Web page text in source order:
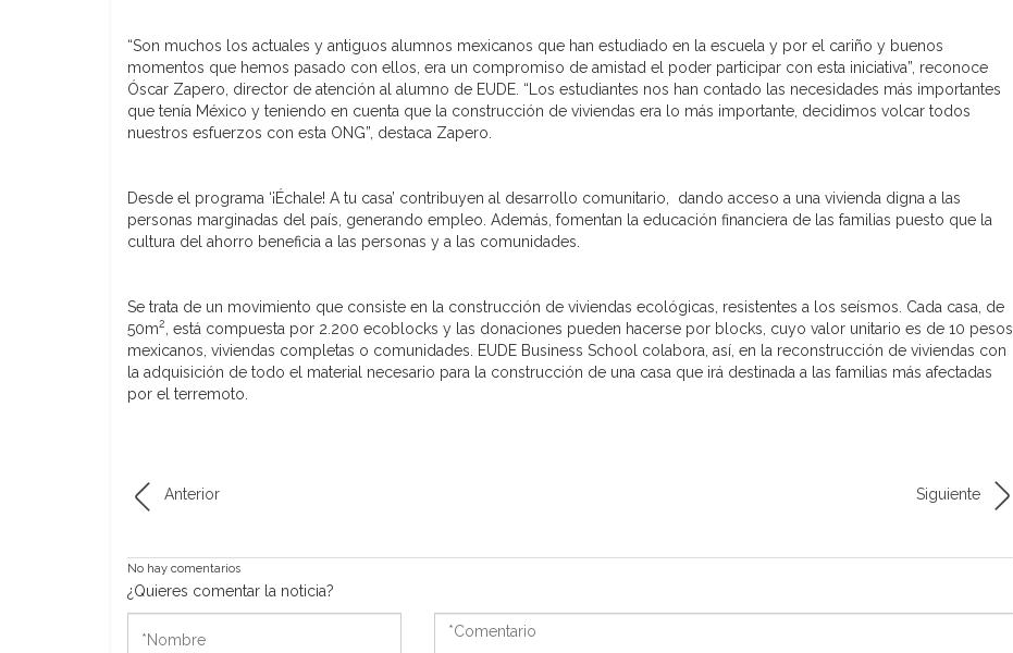
“Son muchos los actuales y antiguos alumnos mexicanos que han estudiado en la escuela y por el cariño y buenos
momentos que hemos pasado con ellos, era un compromiso de amistad el poder participar con esta iniciativa”, reconoce
Óscar Zapero, director de atención al alumno de EUDE. “Los estudiantes nos han contado las necesidades más importantes
que tenía México y teniendo en cuenta que la construcción de viviendas era lo más importante, decidimos volcar todos
nuestros esfuerzos con esta ONG”, destaca Zapero.
Desde el programa ‘¡Échale! A tu casa’ contribuyen al desarrollo comunitario, dando acceso a una vivienda digna a las
personas marginadas del país, generando empleo. Además, fomentan la educación financiera de las familias puesto que la
cultura del ahorro beneficia a las personas y a las comunidades.
Se trata de un movimiento que consiste en la construcción de viviendas ecológicas, resistentes a los seísmos. Cada casa, de
50m2
, está compuesta por 2.200 ecoblocks y las donaciones pueden hacerse por blocks, cuyo valor unitario es de 10 pesos
mexicanos, viviendas completas o comunidades. EUDE Business School colabora, así, en la reconstrucción de viviendas con
la adquisición de todo el material necesario para la construcción de una casa que irá destinada a las familias más afectadas
por el terremoto.
Anterior Siguiente
No hay comentarios
¿Quieres comentar la noticia?
*Comentario